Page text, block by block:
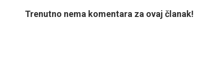
Trenutno nema komentara za ovaj članak!